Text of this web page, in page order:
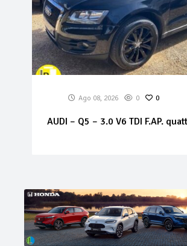
Ago 08, 2026 0 0
AUDI – Q5 – 3.0 V6 TDI F.AP.